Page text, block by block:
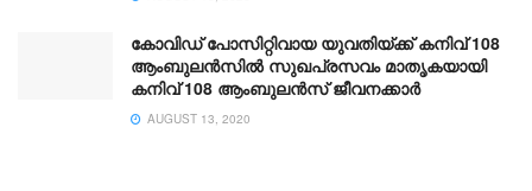
കോവിഡ് പോസിറ്റിവായ യുവതിയ്ക്ക് കനിവ് 108
ആംബുലന്‍സില്‍ സുഖപ്രസവം മാതൃകയായി
കനിവ് 108 ആംബുലന്‍സ് ജീവനക്കാര്‍
AUGUST 13, 2020